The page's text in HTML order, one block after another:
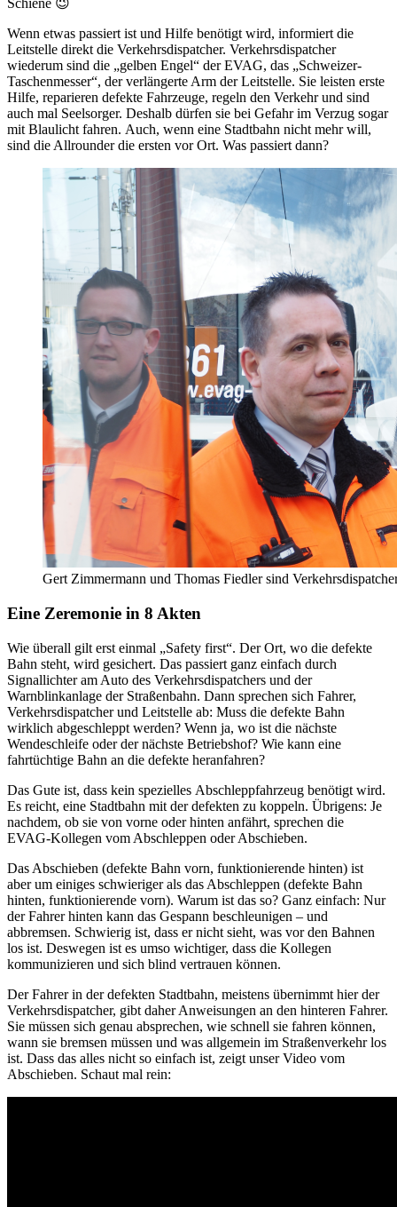
Schiene 😉
Wenn etwas passiert ist und Hilfe benötigt wird, informiert die
Leitstelle direkt die Verkehrsdispatcher. Verkehrsdispatcher
wiederum sind die „gelben Engel“ der EVAG, das „Schweizer-
Taschenmesser“, der verlängerte Arm der Leitstelle. Sie leisten erste
Hilfe, reparieren defekte Fahrzeuge, regeln den Verkehr und sind
auch mal Seelsorger. Deshalb dürfen sie bei Gefahr im Verzug sogar
mit Blaulicht fahren. Auch, wenn eine Stadtbahn nicht mehr will,
sind die Allrounder die ersten vor Ort. Was passiert dann?
Gert Zimmermann und Thomas Fiedler sind
Eine Zeremonie in 8 Akten
Wie überall gilt erst einmal „Safety first“. Der Ort, wo die defekte
Bahn steht, wird gesichert. Das passiert ganz einfach durch
Signallichter am Auto des Verkehrsdispatchers und der
Warnblinkanlage der Straßenbahn. Dann sprechen sich Fahrer,
Verkehrsdispatcher und Leitstelle ab: Muss die defekte Bahn
wirklich abgeschleppt werden? Wenn ja, wo ist die nächste
Wendeschleife oder der nächste Betriebshof? Wie kann eine
fahrtüchtige Bahn an die defekte heranfahren?
Das Gute ist, dass kein spezielles Abschleppfahrzeug benötigt wird.
Es reicht, eine Stadtbahn mit der defekten zu koppeln. Übrigens: Je
nachdem, ob sie von vorne oder hinten anfährt, sprechen die
EVAG-Kollegen vom Abschleppen oder Abschieben.
Das Abschieben (defekte Bahn vorn, funktionierende hinten) ist
aber um einiges schwieriger als das Abschleppen (defekte Bahn
hinten, funktionierende vorn). Warum ist das so? Ganz einfach: Nur
der Fahrer hinten kann das Gespann beschleunigen – und
abbremsen. Schwierig ist, dass er nicht sieht, was vor den Bahnen
los ist. Deswegen ist es umso wichtiger, dass die Kollegen
kommunizieren und sich blind vertrauen können.
Der Fahrer in der defekten Stadtbahn, meistens übernimmt hier der
Verkehrsdispatcher, gibt daher Anweisungen an den hinteren Fahrer.
Sie müssen sich genau absprechen, wie schnell sie fahren können,
wann sie bremsen müssen und was allgemein im Straßenverkehr los
ist. Dass das alles nicht so einfach ist, zeigt unser Video vom
Abschieben. Schaut mal rein: